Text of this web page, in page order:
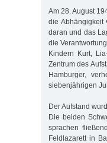
Am 28. August
die Abhängigkeit
daran und das
die
Kindern Kurt,
Zentrum des
Hamburger,
siebenjährigen
Der Aufstand
Die beiden
sprachen
Feldlazarett in